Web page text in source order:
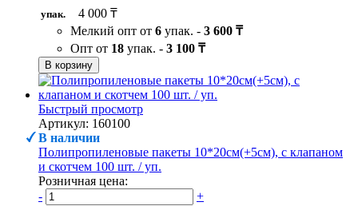
упак.
4 000 ₸
Мелкий опт от 6 упак. - 3 600 ₸
Опт от 18 упак. - 3 100 ₸
В корзину
Быстрый просмотр
Артикул: 160100
В наличии
Полипропиленовые пакеты 10*20см(+5см), с клапаном
и скотчем 100 шт. / уп.
Розничная цена:
-
+